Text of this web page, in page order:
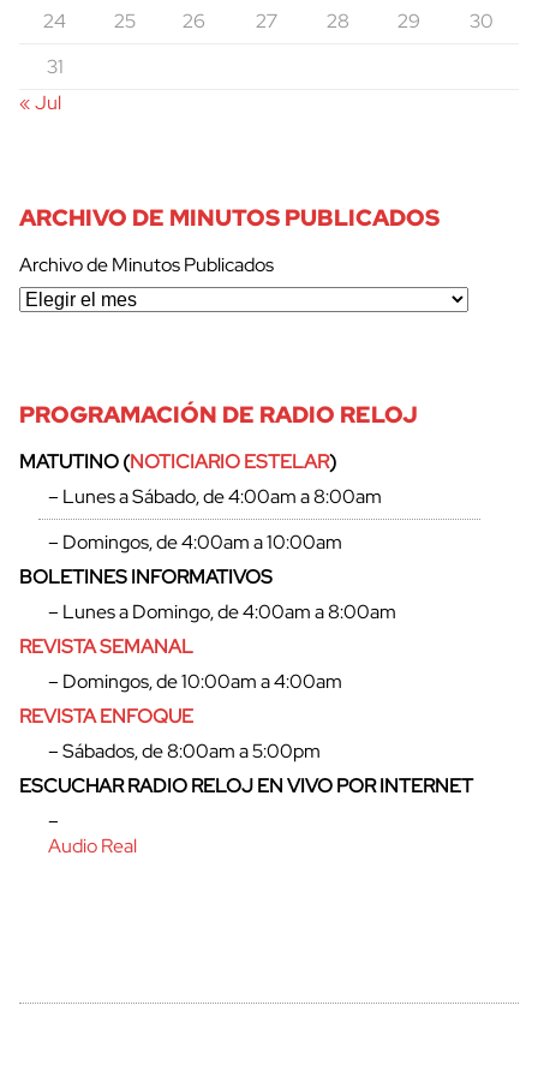
24 25 26 27 28 29
30
31
« Jul
ARCHIVO DE MINUTOS PUBLICADOS
Archivo de Minutos Publicados
PROGRAMACIÓN DE RADIO RELOJ
MATUTINO (NOTICIARIO ESTELAR)
– Lunes a Sábado, de 4:00am a 8:00am
– Domingos, de 4:00am a 10:00am
BOLETINES INFORMATIVOS
– Lunes a Domingo, de 4:00am a 8:00am
REVISTA SEMANAL
– Domingos, de 10:00am a 4:00am
REVISTA ENFOQUE
– Sábados, de 8:00am a 5:00pm
ESCUCHAR RADIO RELOJ EN VIVO POR INTERNET
–
Audio Real